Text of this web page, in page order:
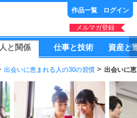
作品一覧 ログイン
メルマガ登録
人 と 関係 仕事と技術 資産と
出会いに恵まれる人の30の習慣 出会いに